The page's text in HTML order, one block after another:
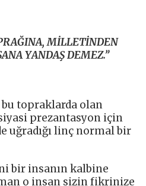
MİLLETİNDEN
YANDAŞ DEMEZ.”
bu topraklarda olan
prezantasyon için
uğradığı linç normal bir
bir insanın kalbine
o insan sizin fikrinize